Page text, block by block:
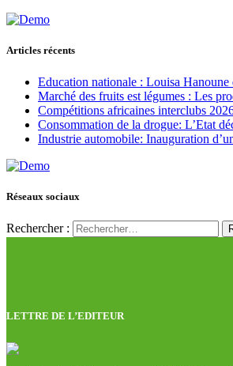
Articles récents
Education nationale : Louisa Hanoune
Marché des fruits est légumes : Les
Compétitions africaines interclubs
Consommation de la drogue: L’Etat
Industrie automobile: Inauguration
Réseaux sociaux
Rechercher :
LETTRE DE L’EDITEUR